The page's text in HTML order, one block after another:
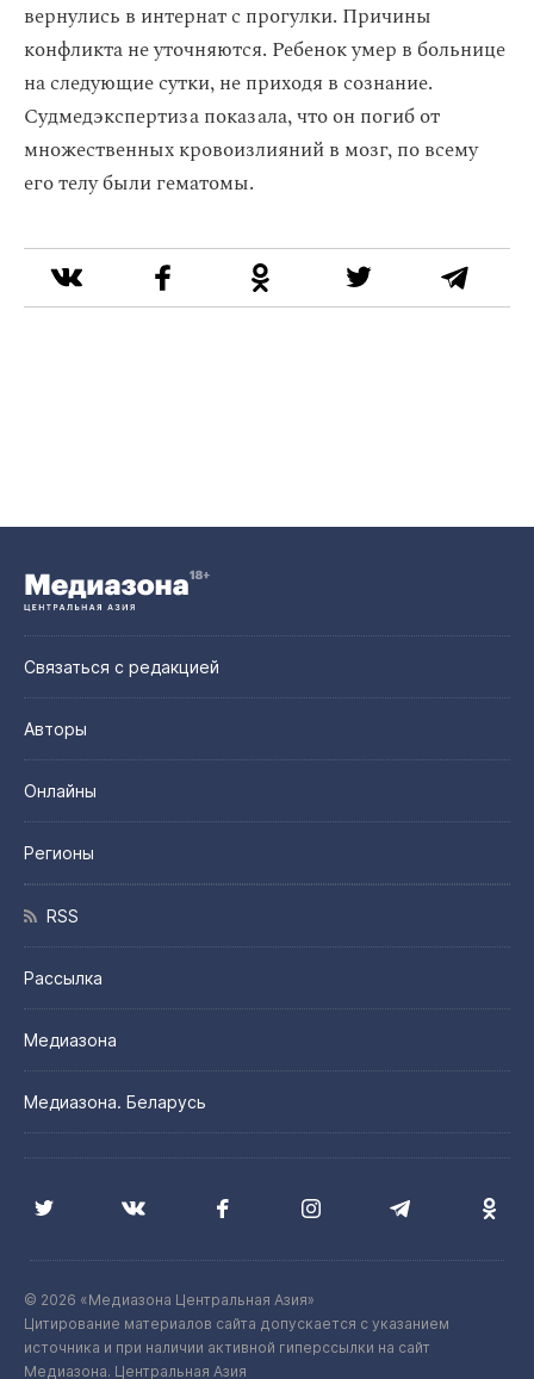
вернулись в интернат с прогулки. Причины
конфликта не уточняются. Ребенок умер в больнице
на следующие сутки, не приходя в сознание.
Судмедэкспертиза показала, что он погиб от
множественных кровоизлияний в мозг, по всему
его телу были гематомы.
Связаться с редакцией
Авторы
Онлайны
Регионы
RSS
Рассылка
Медиазона
Медиазона. Беларусь
© 2026 «Медиазона Центральная Азия»
Цитирование материалов сайта допускается с указанием
источника и при наличии активной гиперссылки на сайт
Медиазона. Центральная Азия